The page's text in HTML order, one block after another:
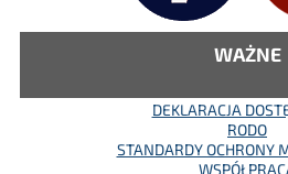
WAŻNE
DEKLARACJA
RODO
STANDARDY OCHRONY